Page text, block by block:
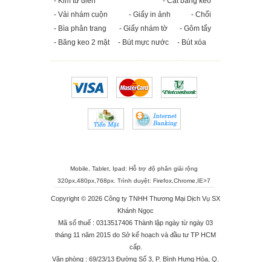
- Vải nhám cuộn
- Giấy in ảnh
- Chổi
- Bìa phân trang
- Giấy nhám tờ
- Gôm tẩy
- Băng keo 2 mặt
- Bút mực nước - Bút xóa
Mobile, Tablet, Ipad: Hỗ trợ độ phân giải rộng
320px,480px,768px. Trình duyệt: Firefox,Chrome,IE>7
Copyright © 2026 Công ty TNHH Thương Mại Dịch Vụ SX
Khánh Ngọc
Mã số thuế : 0313517406 Thành lập ngày từ ngày 03
tháng 11 năm 2015 do Sở kế hoạch và đầu tư TP HCM
cấp.
Văn phòng : 69/23/13 Đường Số 3, P. Bình Hưng Hòa, Q.